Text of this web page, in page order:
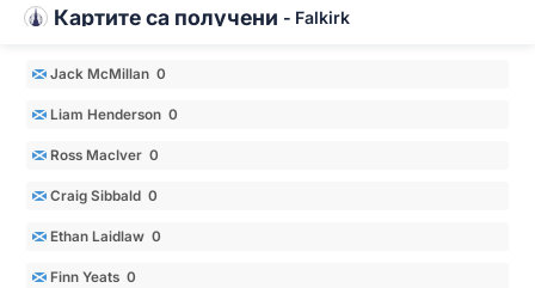
Картите са получени - Falkirk
Jack McMillan 0
Liam Henderson 0
Ross MacIver 0
Craig Sibbald 0
Ethan Laidlaw 0
Finn Yeats 0